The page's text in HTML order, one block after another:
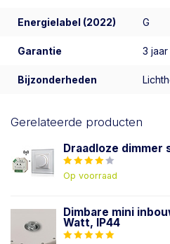
Energielabel (2022) G
Garantie 3 jaar
Bijzonderheden
Gerelateerde producten
Draadloze dimmer
Op voorraad
Dimbare mini
Watt, IP44